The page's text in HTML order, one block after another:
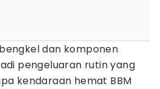
dan komponen
pengeluaran rutin yang
kendaraan hemat BBM